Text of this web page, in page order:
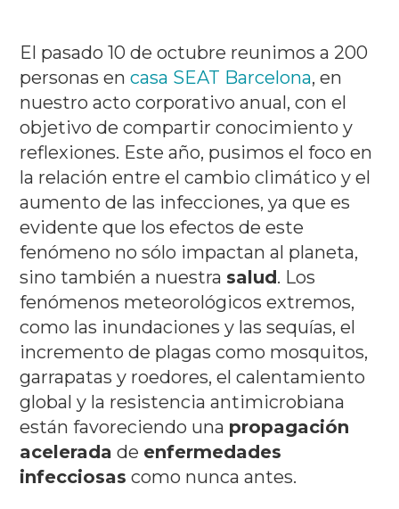
El pasado 10 de octubre reunimos a 200
personas encasa SEAT Barcelona, ​​en
nuestro acto corporativo anual, con el
objetivo de compartir conocimiento y
reflexiones. Este año, pusimos el foco en
la relación entre el cambio climático y el
aumento de las infecciones, ya que es
evidente que los efectos de este
fenómeno no sólo impactan al planeta,
sino también a nuestra salud. Los
fenómenos meteorológicos extremos,
como las inundaciones y las sequías, el
incremento de plagas como mosquitos,
garrapatas y roedores, el calentamiento
global y la resistencia antimicrobiana
están favoreciendo una propagación
acelerada de enfermedades
infecciosas como nunca antes.